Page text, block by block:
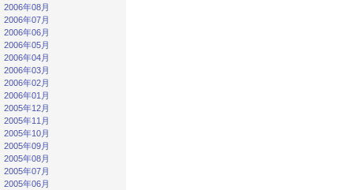
2006年08月
2006年07月
2006年06月
2006年05月
2006年04月
2006年03月
2006年02月
2006年01月
2005年12月
2005年11月
2005年10月
2005年09月
2005年08月
2005年07月
2005年06月